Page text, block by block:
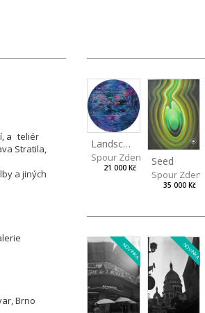
a teliér
Stratila,
a jiných
Brno
Landscape
Spour Zdeněk
21 000 Kč
Seed
Spour Zdeněk
35 000 Kč
NOVINKA NOVINKA